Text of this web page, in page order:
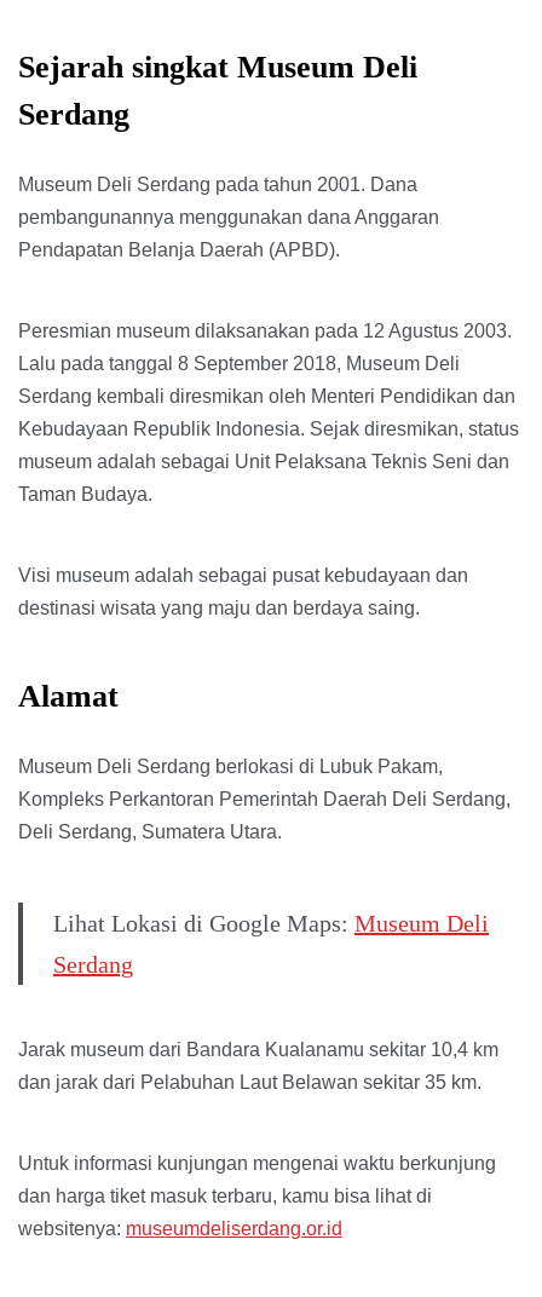
Sejarah singkat Museum Deli
Serdang
Museum Deli Serdang pada tahun 2001. Dana
pembangunannya menggunakan dana Anggaran
Pendapatan Belanja Daerah (APBD).
Peresmian museum dilaksanakan pada 12 Agustus 2003.
Lalu pada tanggal 8 September 2018, Museum Deli
Serdang kembali diresmikan oleh Menteri Pendidikan dan
Kebudayaan Republik Indonesia. Sejak diresmikan, status
museum adalah sebagai Unit Pelaksana Teknis Seni dan
Taman Budaya.
Visi museum adalah sebagai pusat kebudayaan dan
destinasi wisata yang maju dan berdaya saing.
Alamat
Museum Deli Serdang berlokasi di Lubuk Pakam,
Kompleks Perkantoran Pemerintah Daerah Deli Serdang,
Deli Serdang, Sumatera Utara.
Lihat Lokasi di Google Maps: Museum Deli
Serdang
Jarak museum dari Bandara Kualanamu sekitar 10,4 km
dan jarak dari Pelabuhan Laut Belawan sekitar 35 km.
Untuk informasi kunjungan mengenai waktu berkunjung
dan harga tiket masuk terbaru, kamu bisa lihat di
websitenya: museumdeliserdang.or.id